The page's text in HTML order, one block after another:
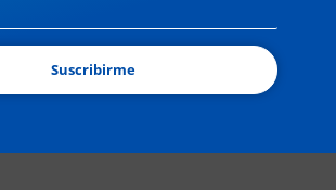
Suscribirme